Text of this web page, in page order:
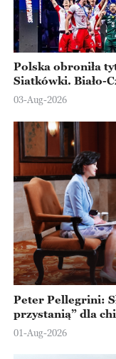
Polska obroniła
Siatkówki. Biało-
Ningbo
03-Aug-2026
Peter Pellegrini:
przystanią” dla
Europejskiej
01-Aug-2026